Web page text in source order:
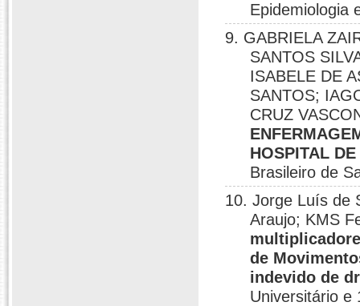
Epidemiologia
9. GABRIELA
SANTOS
ISABELE DE
SANTOS;
CRUZ
HOSPITAL
Brasileiro de
10. Jorge Luís de
Araujo; KMS
de
indevido de
Universitário e